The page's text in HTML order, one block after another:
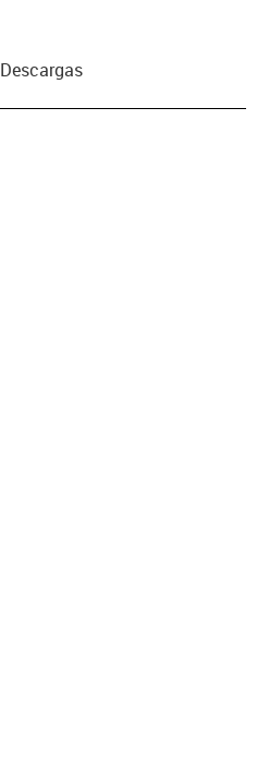
Descargas